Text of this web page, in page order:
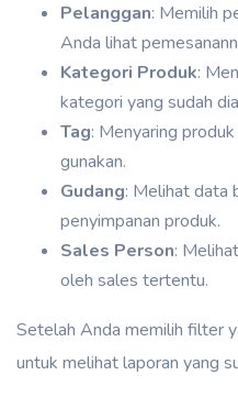
Pelanggan: Memilih
Anda lihat
Kategori Produk:
kategori yang sudah
Tag: Menyaring
gunakan.
Gudang: Melihat data
penyimpanan produk.
Sales Person:
oleh sales tertentu.
Setelah Anda memilih filter
untuk melihat laporan yang